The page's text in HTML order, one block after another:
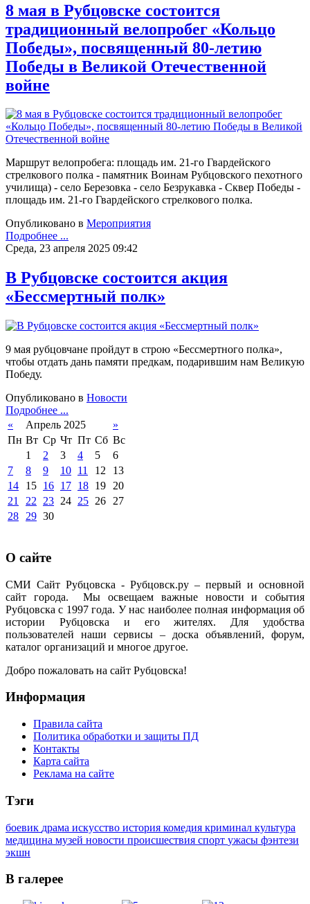
8 мая в Рубцовске состоится
традиционный велопробег «Кольцо
Победы», посвященный 80-летию
Победы в Великой Отечественной
войне
Маршрут велопробега: площадь им. 21-го Гвардейского
стрелкового полка - памятник Воинам Рубцовского пехотного
училища) - село Березовка - село Безрукавка - Сквер Победы -
площадь им. 21-го Гвардейского стрелкового полка.
Опубликовано в Мероприятия
Подробнее ...
Среда, 23 апреля 2025 09:42
В Рубцовске состоится акция
«Бессмертный полк»
9 мая рубцовчане пройдут в строю «Бессмертного полка»,
чтобы отдать дань памяти предкам, подарившим нам Великую
Победу.
Опубликовано в Новости
Подробнее ...
«
Апрель 2025
»
Пн Вт Ср Чт Пт Сб Вс
1
2 3 4 5
6
7
8 9 10 11 12
13
14
15 16 17 18 19
20
21
22 23 24 25 26
27
28
29 30
О сайте
СМИ Сайт Рубцовска - Рубцовск.ру – первый и основной
сайт города. Мы освещаем важные новости и события
Рубцовска с 1997 года. У нас наиболее полная информация об
истории Рубцовска и его жителях. Для удобства
пользователей наши сервисы – доска объявлений, форум,
каталог организаций и многое другое.
Добро пожаловать на сайт Рубцовска!
Информация
Правила сайта
Политика обработки и защиты ПД
Контакты
Карта сайта
Реклама на сайте
Тэги
боевик драма искусство история комедия криминал культура
медицина музей новости происшествия спорт ужасы фэнтези
экшн
В галерее